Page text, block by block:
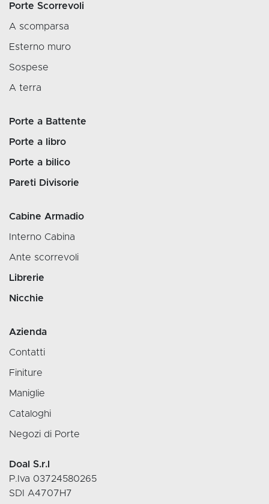
Porte Scorrevoli
A scomparsa
Esterno muro
Sospese
A terra
Porte a Battente
Porte a libro
Porte a bilico
Pareti Divisorie
Cabine Armadio
Interno Cabina
Ante scorrevoli
Librerie
Nicchie
Azienda
Contatti
Finiture
Maniglie
Cataloghi
Negozi di Porte
Doal S.r.l
P.Iva 03724580265
SDI A4707H7